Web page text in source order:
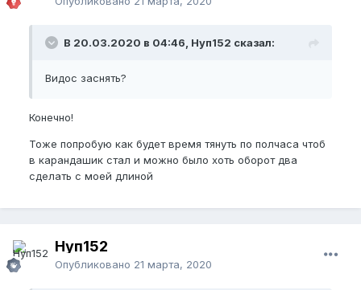
В 20.03.2020 в 04:46, Нуп152 сказал:
Видос заснять?
Конечно!
Тоже попробую как будет время тянуть по полчаса чтоб
в карандашик стал и можно было хоть оборот два
сделать с моей длиной
Нуп152
Опубликовано 21 марта, 2020